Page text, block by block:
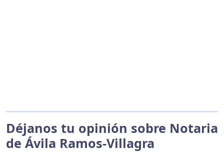
Déjanos tu opinión sobre Notaria
de Ávila Ramos-Villagra